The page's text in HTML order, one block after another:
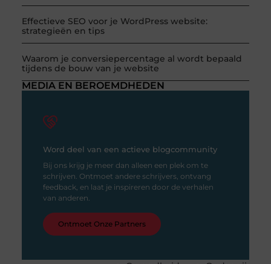
Effectieve SEO voor je WordPress website:
strategieën en tips
Waarom je conversiepercentage al wordt bepaald
tijdens de bouw van je website
MEDIA EN BEROEMDHEDEN
Word deel van een actieve blogcommunity
Bij ons krijg je meer dan alleen een plek om te
schrijven. Ontmoet andere schrijvers, ontvang
feedback, en laat je inspireren door de verhalen
van anderen.
Ontmoet Onze Partners